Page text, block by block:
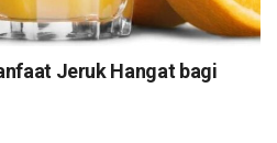
Jeruk Hangat bagi